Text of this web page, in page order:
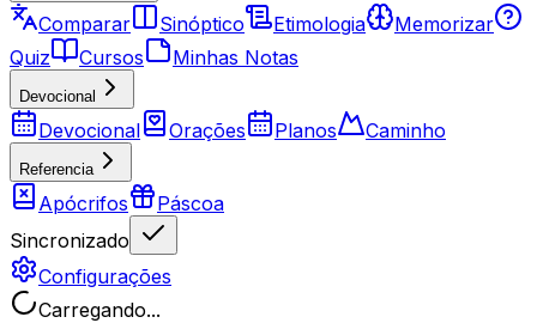
Comparar Sinóptico Etimologia
Memorizar
Quiz
Cursos Minhas Notas
Devocional
Devocional Orações Planos Caminho
Referencia
Apócrifos
Páscoa
Sincronizado
Configurações
Carregando...